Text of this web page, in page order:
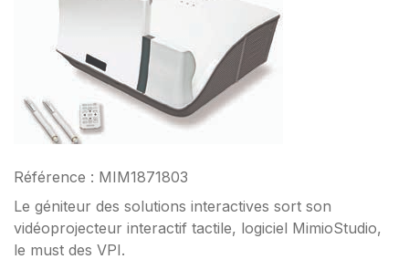
Référence : MIM1871803
Le géniteur des solutions interactives sort son
vidéoprojecteur interactif tactile, logiciel MimioStudio,
le must des VPI.